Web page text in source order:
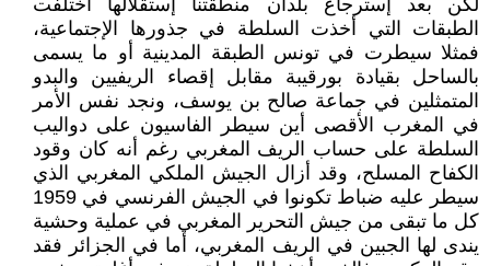
لكن بعد إسترجاع بلدان منطقتنا إستقلالها أختلفت
الطبقات التي أخذت السلطة في جذورها الإجتماعية،
فمثلا سيطرت في تونس الطبقة المدينية أو ما يسمى
بالساحل بقيادة بورقيبة مقابل إقصاء الريفيين والبدو
المتمثلين في جماعة صالح بن يوسف، ونجد نفس الأمر
في المغرب الأقصى أين سيطر الفاسيون على دواليب
السلطة على حساب الريف المغربي رغم أنه كان وقود
الكفاح المسلح، وقد أزال الجيش الملكي المغربي الذي
سيطر عليه ضباط تكونوا في الجيش الفرنسي في 1959
كل ما تبقى من جيش التحرير المغربي في عملية وحشية
يندى لها الجبين في الريف المغربي، أما في الجزائر فقد